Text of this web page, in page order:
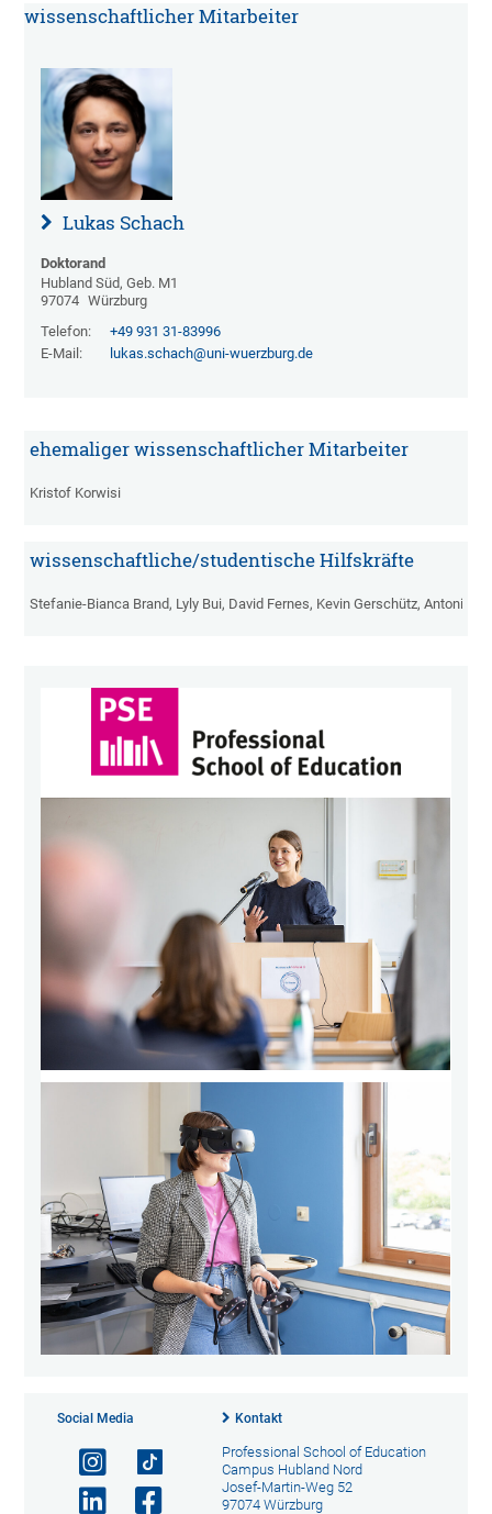
wissenschaftlicher Mitarbeiter
Lukas Schach
Doktorand
Hubland Süd, Geb. M1
97074 Würzburg
Telefon:
+49 931 31-83996
E-Mail:
lukas.schach@uni-wuerzburg.de
ehemaliger wissenschaftlicher Mitarbeiter
Kristof Korwisi
wissenschaftliche/studentische Hilfskräfte
Stefanie-Bianca Brand, Lyly Bui, David Fernes, Kevin Gerschütz, Antonia
Social Media Kontakt
Professional School of Education
Campus Hubland Nord
Josef-Martin-Weg 52
97074 Würzburg